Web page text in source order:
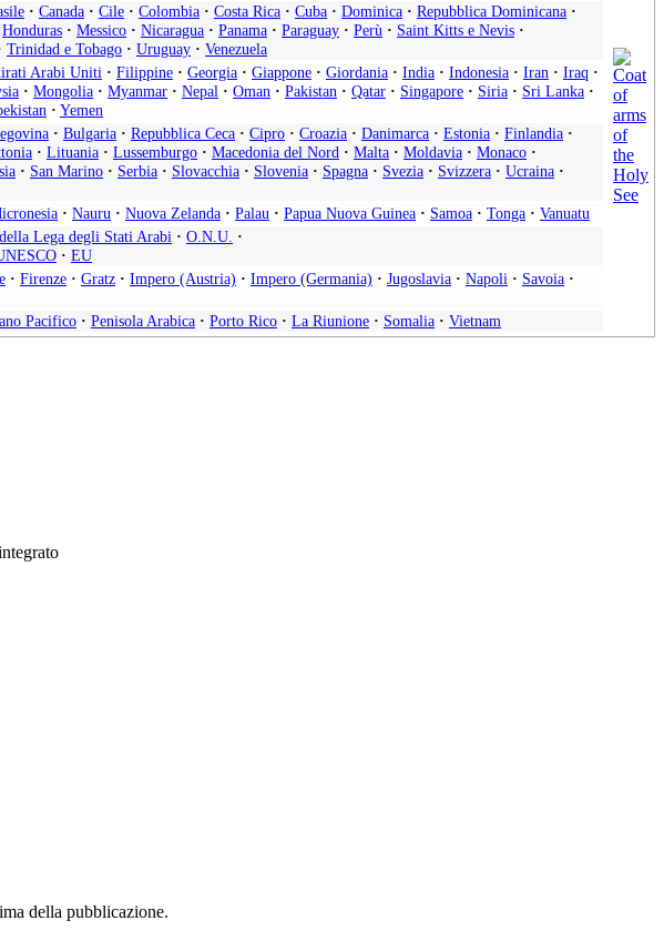
· Canada · Cile · Colombia · Costa Rica · Cuba · Dominica · Repubblica Dominicana ·
Honduras · Messico · Nicaragua · Panama · Paraguay · Perù · Saint Kitts e Nevis ·
Trinidad e Tobago · Uruguay · Venezuela
Arabi Uniti · Filippine · Georgia · Giappone · Giordania · India · Indonesia · Iran · Iraq ·
· Mongolia · Myanmar · Nepal · Oman · Pakistan · Qatar · Singapore · Siria · Sri Lanka ·
· Yemen
· Bulgaria · Repubblica Ceca · Cipro · Croazia · Danimarca · Estonia · Finlandia ·
· Lituania · Lussemburgo · Macedonia del Nord · Malta · Moldavia · Monaco ·
· San Marino · Serbia · Slovacchia · Slovenia · Spagna · Svezia · Svizzera · Ucraina ·
· Nauru · Nuova Zelanda · Palau · Papua Nuova Guinea · Samoa · Tonga · Vanuatu
Lega degli Stati Arabi · O.N.U. ·
· EU
· Firenze · Gratz · Impero (Austria) · Impero (Germania) · Jugoslavia · Napoli · Savoia ·
Pacifico · Penisola Arabica · Porto Rico · La Riunione · Somalia · Vietnam
della pubblicazione.